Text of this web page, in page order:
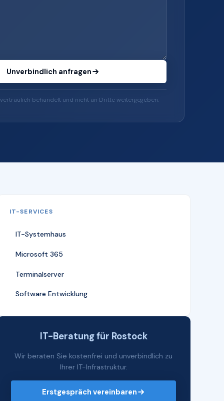
Unverbindlich anfragen
behandelt und nicht an Dritte weitergegeben.
IT-SERVICES
IT-Systemhaus
Microsoft 365
Terminalserver
Software Entwicklung
IT-Beratung für Rostock
Wir beraten Sie kostenfrei und unverbindlich zu
Ihrer IT-Infrastruktur.
Erstgespräch vereinbaren